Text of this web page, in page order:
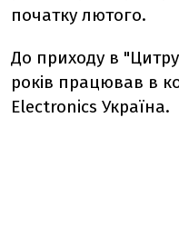
початку лютого.
До приходу в
років працював в
Electronics Україна.